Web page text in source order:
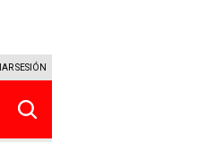
RESULTADOS HOY
SESIÓN